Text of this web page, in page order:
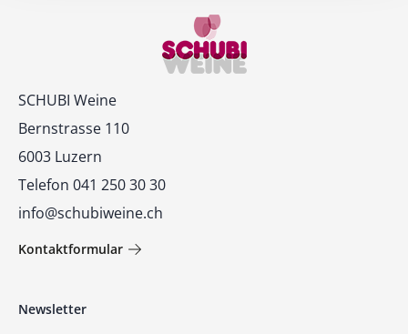
Kontakt
SCHUBI Weine
Bernstrasse 110
6003 Luzern
Telefon 041 250 30 30
info@schubiweine.ch
Kontaktformular
Newsletter